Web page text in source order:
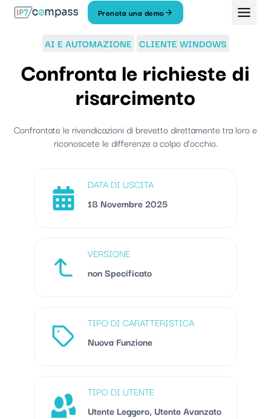
Prenota una demo
AI E AUTOMAZIONE CLIENTE WINDOWS
Confronta le richieste di
risarcimento
Confrontate le rivendicazioni di brevetto direttamente tra loro e
riconoscete le differenze a colpo d'occhio.
DATA DI USCITA
18 Novembre 2025
VERSIONE
non Specificato
TIPO DI CARATTERISTICA
Nuova Funzione
TIPO DI UTENTE
Utente Leggero, Utente Avanzato